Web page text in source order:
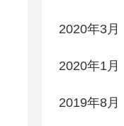
2020年3月
2020年1月
2019年8月